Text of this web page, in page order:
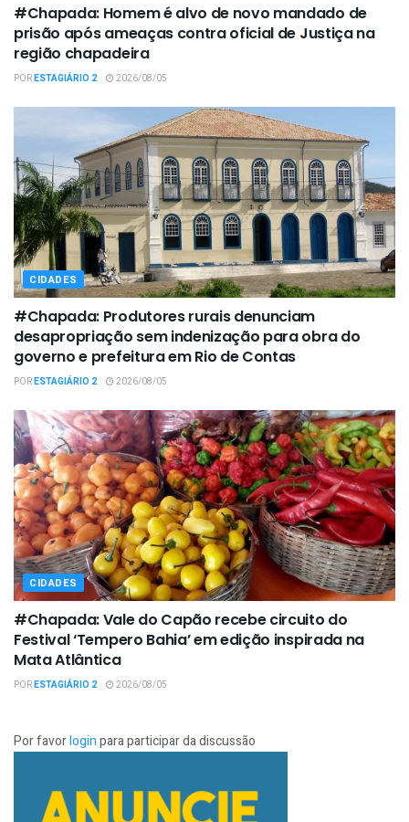
#Chapada: Homem é alvo de novo mandado de
prisão após ameaças contra oficial de Justiça na
região chapadeira
PORESTAGIÁRIO 2 2026/08/05
CIDADES
#Chapada: Produtores rurais denunciam
desapropriação sem indenização para obra do
governo e prefeitura em Rio de Contas
PORESTAGIÁRIO 2 2026/08/05
CIDADES
#Chapada: Vale do Capão recebe circuito do
Festival ‘Tempero Bahia’ em edição inspirada na
Mata Atlântica
PORESTAGIÁRIO 2 2026/08/05
Por favorloginpara participar da discussão